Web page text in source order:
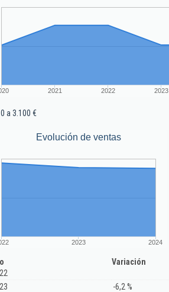
2021 2022 2023
0 a 3.100 €
Evolución de ventas
2023 2024
Variación
-6,2 %